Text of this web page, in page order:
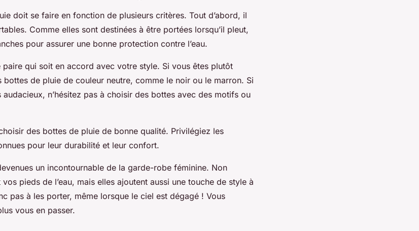
doit se faire en fonction de plusieurs critères. Tout d’abord, il
Comme elles sont destinées à être portées lorsqu’il pleut,
pour assurer une bonne protection contre l’eau.
paire qui soit en accord avec votre style. Si vous êtes plutôt
de pluie de couleur neutre, comme le noir ou le marron. Si
n’hésitez pas à choisir des bottes avec des motifs ou
des bottes de pluie de bonne qualité. Privilégiez les
pour leur durabilité et leur confort.
un incontournable de la garde-robe féminine. Non
pieds de l’eau, mais elles ajoutent aussi une touche de style à
pas à les porter, même lorsque le ciel est dégagé ! Vous
vous en passer.